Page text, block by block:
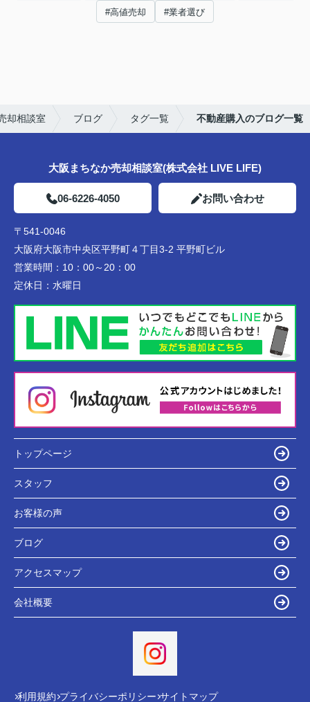
#高値売却 #業者選び
却相談室 ブログ タグ一覧 不動産購入のブログ一覧
大阪まちなか売却相談室(株式会社 LIVE LIFE)
06-6226-4050 お問い合わせ
〒541-0046
大阪府大阪市中央区平野町４丁目3-2 平野町ビル
営業時間： 10：00～20：00
定休日： 水曜日
トップページ
スタッフ
お客様の声
ブログ
アクセスマップ
会社概要
利用規約 プライバシーポリシー サイトマップ